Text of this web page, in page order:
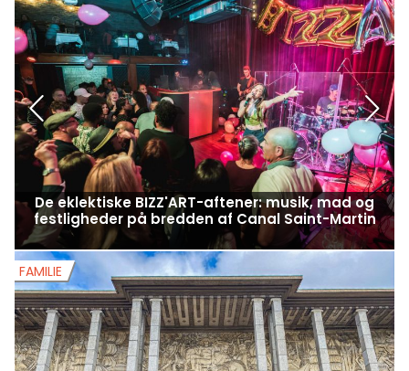
De eklektiske BIZZ'ART-aftener: musik, mad og
festligheder på bredden af Canal Saint-Martin
FAMILIE